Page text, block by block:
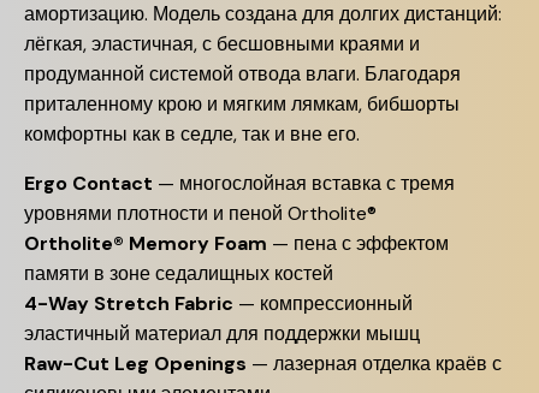
амортизацию. Модель создана для долгих дистанций:
лёгкая, эластичная, с бесшовными краями и
продуманной системой отвода влаги. Благодаря
приталенному крою и мягким лямкам, бибшорты
комфортны как в седле, так и вне его.
Ergo Contact — многослойная вставка с тремя
уровнями плотности и пеной Ortholite®
Ortholite® Memory Foam — пена с эффектом
памяти в зоне седалищных костей
4-Way Stretch Fabric — компрессионный
эластичный материал для поддержки мышц
Raw-Cut Leg Openings — лазерная отделка краёв с